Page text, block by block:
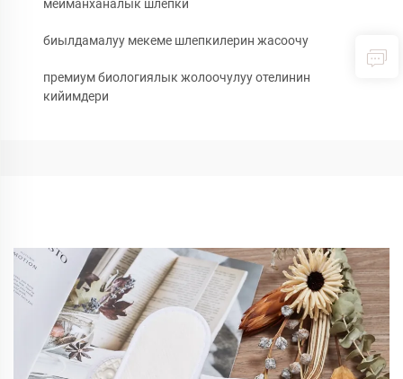
мейманханалык шлепки
биылдамалуу мекеме шлепкилерин жасоочу
премиум биологиялык жолоочулуу отелинин
кийимдери